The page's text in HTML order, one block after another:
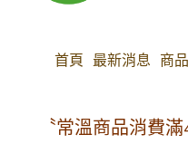
首頁 最新消息 商
〝常溫商品消費